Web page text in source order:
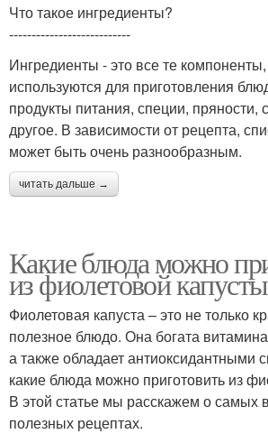
Что такое ингредиенты?
---------------------------
Ингредиенты - это все те
используются для приготовления
продукты питания, специи, пряности,
другое. В зависимости от рецепта,
может быть очень разнообразным.
читать дальше →
Какие блюда можно
из фиолетовой капусты
Фиолетовая капуста – это не только
полезное блюдо. Она богата
а также обладает антиоксидантными
какие блюда можно приготовить из
В этой статье мы расскажем о самых
полезных рецептах.